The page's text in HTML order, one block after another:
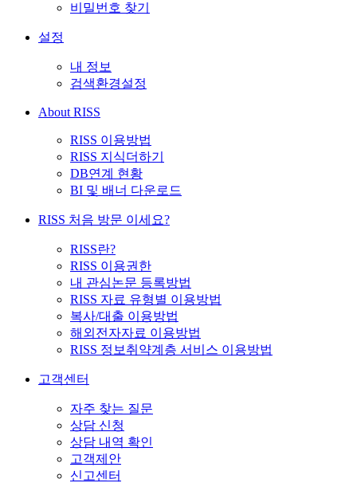
비밀번호 찾기
설정
내 정보
검색환경설정
About RISS
RISS 이용방법
RISS 지식더하기
DB연계 현황
BI 및 배너 다운로드
RISS 처음 방문 이세요?
RISS란?
RISS 이용권한
내 관심논문 등록방법
RISS 자료 유형별 이용방법
복사/대출 이용방법
해외전자자료 이용방법
RISS 정보취약계층 서비스 이용방법
고객센터
자주 찾는 질문
상담 신청
상담 내역 확인
고객제안
신고센터